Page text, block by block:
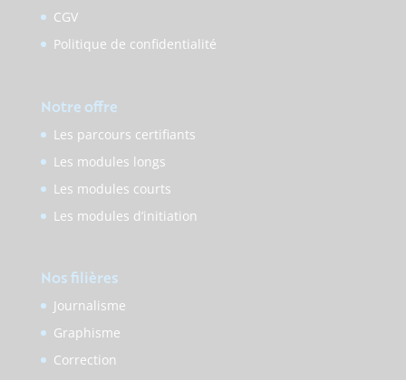
CGV
Politique de confidentialité
Notre offre
Les parcours certifiants
Les modules longs
Les modules courts
Les modules d’initiation
Nos filières
Journalisme
Graphisme
Correction